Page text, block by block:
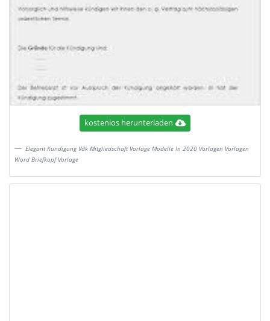
kostenlos herunterladen
Elegant Kundigung Vdk Mitgliedschaft Vorlage Modelle In 2020 Vorlagen Vorlagen
Word Briefkopf Vorlage